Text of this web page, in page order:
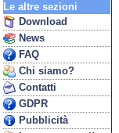
Le altre sezioni
Download
News
FAQ
Chi siamo?
Contatti
GDPR
Pubblicità